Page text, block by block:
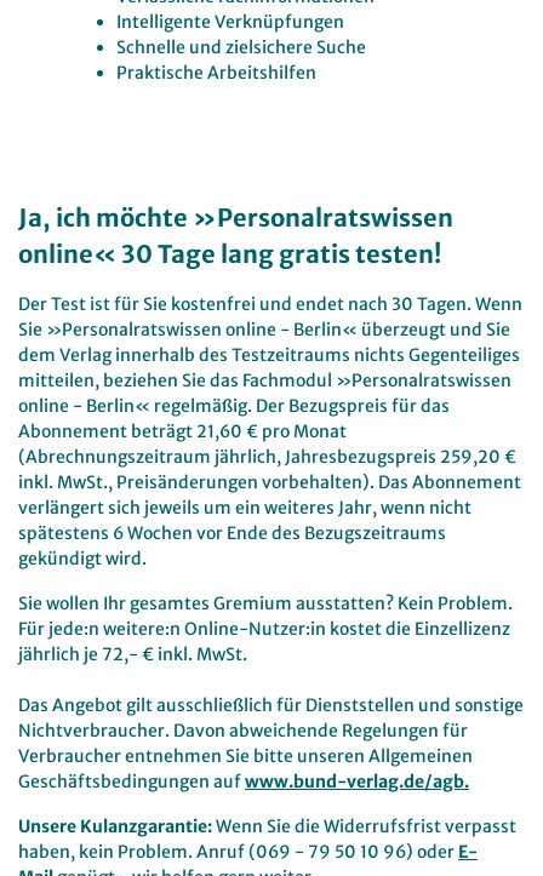
Intelligente Verknüpfungen
Schnelle und zielsichere Suche
Praktische Arbeitshilfen
Ja, ich möchte »Personalratswissen
online« 30 Tage lang gratis testen!
Der Test ist für Sie kostenfrei und endet nach 30 Tagen. Wenn
Sie »Personalratswissen online - Berlin« überzeugt und Sie
dem Verlag innerhalb des Testzeitraums nichts Gegenteiliges
mitteilen, beziehen Sie das Fachmodul »Personalratswissen
online - Berlin« regelmäßig. Der Bezugspreis für das
Abonnement beträgt 21,60 € pro Monat
(Abrechnungszeitraum jährlich, Jahresbezugspreis 259,20 €
inkl. MwSt., Preisänderungen vorbehalten). Das Abonnement
verlängert sich jeweils um ein weiteres Jahr, wenn nicht
spätestens 6 Wochen vor Ende des Bezugszeitraums
gekündigt wird.
Sie wollen Ihr gesamtes Gremium ausstatten? Kein Problem.
Für jede:n weitere:n Online-Nutzer:in kostet die Einzellizenz
jährlich je 72,- € inkl. MwSt.
Das Angebot gilt ausschließlich für Dienststellen und sonstige
Nichtverbraucher. Davon abweichende Regelungen für
Verbraucher entnehmen Sie bitte unseren Allgemeinen
Geschäftsbedingungen aufwww.bund-verlag.de/agb.
Unsere Kulanzgarantie:Wenn Sie die Widerrufsfrist verpasst
haben, kein Problem. Anruf (069 - 79 50 10 96) oder E-